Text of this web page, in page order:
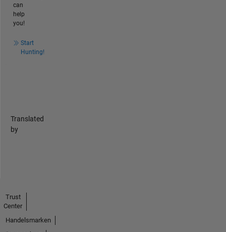
can
help
you!
Start
Hunting!
Translated
by
Trust
Center
Handelsmarken